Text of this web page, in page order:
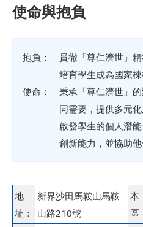
使命與抱負
抱負：
貫徹「尊仁濟世」
培育學生成為國家棟
使命：
秉承「尊仁濟世」
同需要，提供多元
啟發學生的個人潛
創新能力，並協助他
地
址：
新界沙田馬鞍山馬鞍
山路210號
本
區